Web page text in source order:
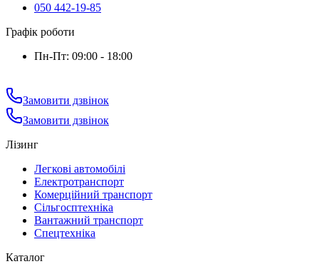
050 442-19-85
Графік роботи
Пн-Пт: 09:00 - 18:00
Замовити дзвінок
Замовити дзвінок
Лізинг
Легкові автомобілі
Електротранспорт
Комерційний транспорт
Сільгосптехніка
Вантажний транспорт
Спецтехніка
Каталог